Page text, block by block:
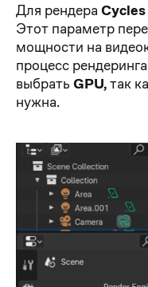
Для рендера Cycles
Этот параметр
мощности на
процесс
выбрать GPU,так
нужна.